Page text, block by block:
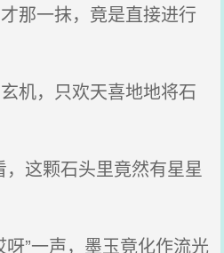
那一抹，竟是直接进行
机，只欢天喜地地将石
这颗石头里竟然有星星
”一声，墨玉竟化作流光